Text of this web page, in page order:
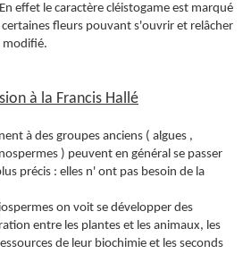
effet le caractère cléistogame est marqué
fleurs pouvant s'ouvrir et relâcher
modifié.
à la Francis Hallé
à des groupes anciens ( algues ,
) peuvent en général se passer
précis : elles n' ont pas besoin de la
on voit se développer des
entre les plantes et les animaux, les
de leur biochimie et les seconds